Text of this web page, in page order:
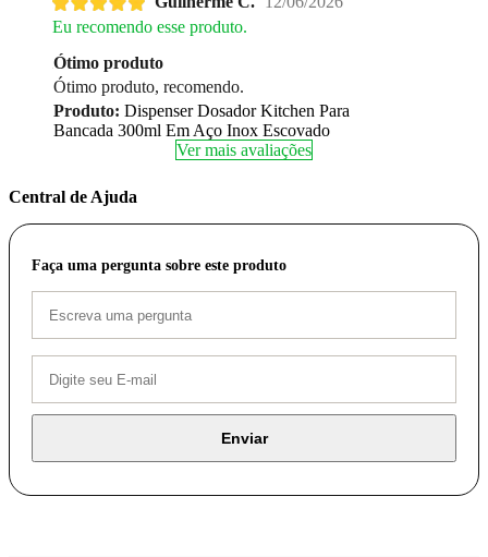
Eu recomendo esse produto.
Ótimo produto
Ótimo produto, recomendo.
Produto: Dispenser Dosador Kitchen Para
Bancada 300ml Em Aço Inox Escovado
Ver mais avaliações
Central de Ajuda
Faça uma pergunta sobre este produto
Enviar